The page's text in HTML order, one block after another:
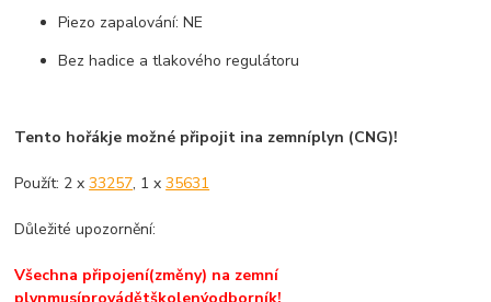
Piezo zapalování: NE
Bez hadice a tlakového regulátoru
Tento hořákje možné připojit ina zemníplyn (CNG)!
Použít: 2 x33257, 1 x35631
Důležité upozornění:
Všechna připojení(změny) na zemní